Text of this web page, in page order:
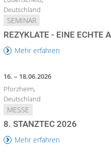
Deutschland
SEMINAR
REZYKLATE - EINE ECHTE
Mehr erfahren
16. – 18.06.2026
Pforzheim,
Deutschland
MESSE
8. STANZTEC 2026
Mehr erfahren